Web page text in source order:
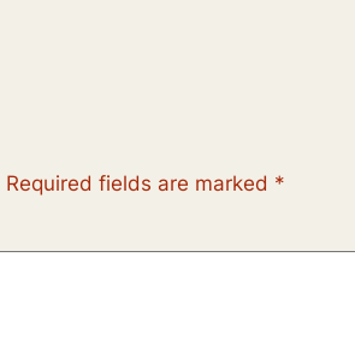
Required fields are marked *